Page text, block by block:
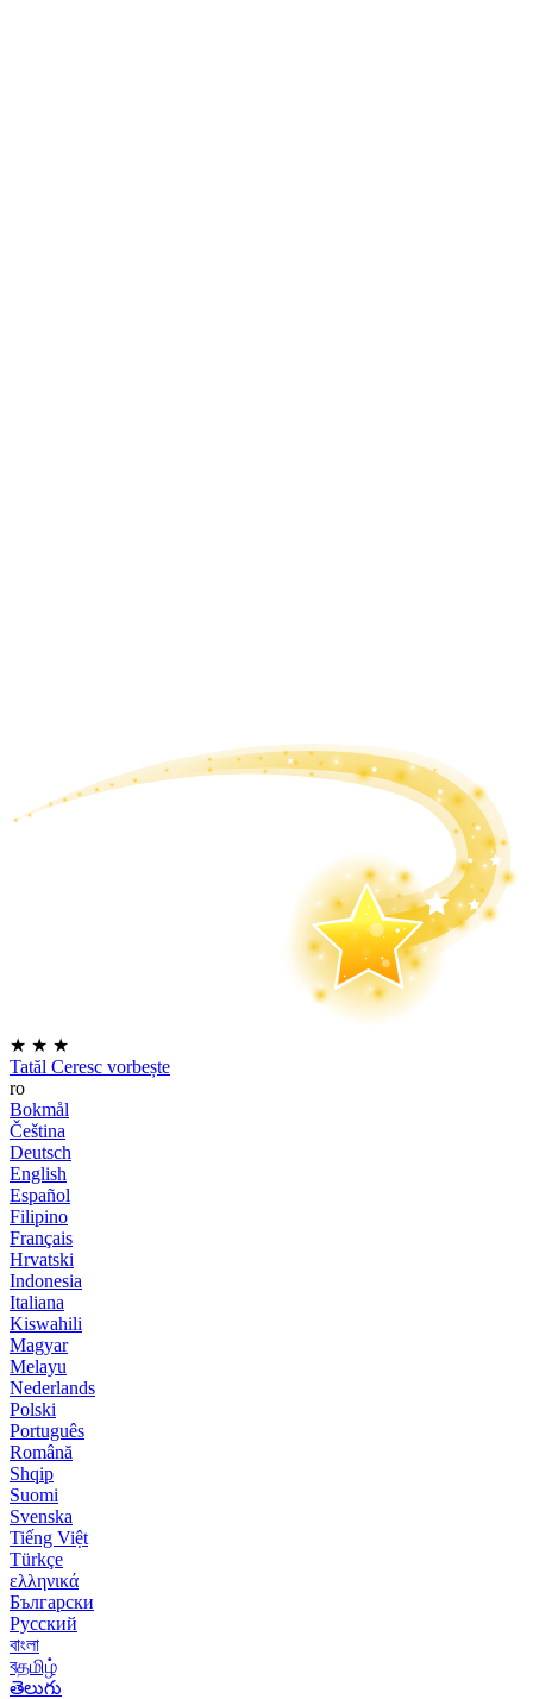
★ ★ ★
Tatăl Ceresc vorbește
ro
Bokmål
Čeština
Deutsch
English
Español
Filipino
Français
Hrvatski
Indonesia
Italiana
Kiswahili
Magyar
Melayu
Nederlands
Polski
Português
Română
Shqip
Suomi
Svenska
Tiếng Việt
Türkçe
ελληνικά
Български
Русский
বাংলা
বதமிழ்
తెలుగు